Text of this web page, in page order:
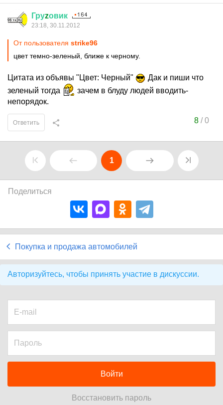
Груzовик
23:18, 30.11.2012
От пользователя strike96
цвет темно-зеленый, ближе к черному.
Цитата из объявы "Цвет: Черный"
Дак и пиши что
зеленый тогда
зачем в блуду людей вводить-
непорядок.
8/0
Ответить
1
Поделиться
Покупка и продажа автомобилей
Авторизуйтесь, чтобы принять участие в дискуссии.
Войти
Восстановить пароль